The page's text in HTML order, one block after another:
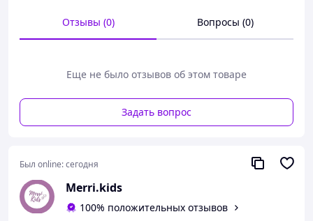
повседневной носки и занятий спортом. Легкий,
удобный и практичный, он отлично дополнит
Комплект: футболка + шорты
Турецкая ткань 2нитка
Качественный пошив, качественная
80 %хлопок
Размеры - 36-44 (128-134-140-146см)
Перед тем как сделать заказ, желательно
Отзывы (0) Вопросы (0)
Еще не было отзывов об этом товаре
Задать вопрос
Был online:сегодня
Merri.kids
100% положительных отзывов